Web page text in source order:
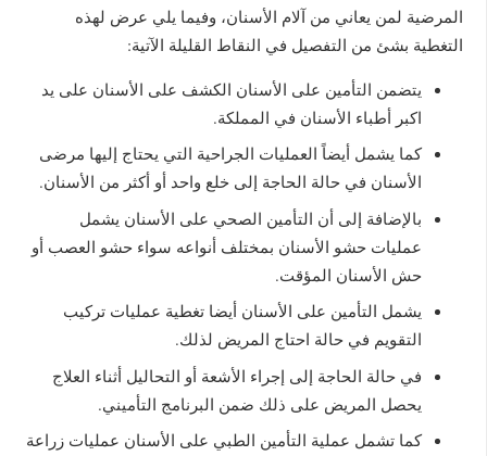
المرضية لمن يعاني من آلام الأسنان، وفيما يلي عرض لهذه
التغطية بشئ من التفصيل في النقاط القليلة الآتية:
يتضمن التأمين على الأسنان الكشف على الأسنان على يد
اكبر أطباء الأسنان في المملكة.
كما يشمل أيضاً العمليات الجراحية التي يحتاج إليها مرضى
الأسنان في حالة الحاجة إلى خلع واحد أو أكثر من الأسنان.
بالإضافة إلى أن التأمين الصحي على الأسنان يشمل
عمليات حشو الأسنان بمختلف أنواعه سواء حشو العصب أو
حش الأسنان المؤقت.
يشمل التأمين على الأسنان أيضا تغطية عمليات تركيب
التقويم في حالة احتاج المريض لذلك.
في حالة الحاجة إلى إجراء الأشعة أو التحاليل أثناء العلاج
يحصل المريض على ذلك ضمن البرنامج التأميني.
كما تشمل عملية التأمين الطبي على الأسنان عمليات زراعة